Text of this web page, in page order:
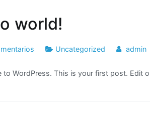
world!
Uncategorized admin
to WordPress. This is your first post. Edit